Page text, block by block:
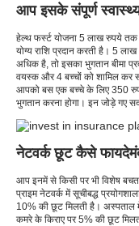
आप इसके संपूर्ण
हेल्थ फर्स्ट योजना 5 लाख रुपये
योग्य राशि प्रदान करती है। 5
अधिक है, तो इसका भुगतान बीमा
वयस्क और 4 बच्चों को शामिल कर
आपको बस एक बच्चे के लिए 350
भुगतान करना होगा। इन जोड़े गए
नेटवर्क छूट कैसे
आप इनमें से किसी पर भी विशेष
प्राइम नेटवर्क में सूचीबद्ध
10% की छूट मिलती है। अस्पताल
कमरे के किराए पर 5% की छूट